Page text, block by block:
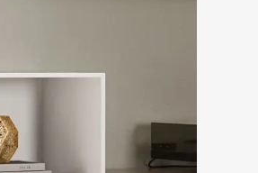
in om toegang te krijgen tot alle